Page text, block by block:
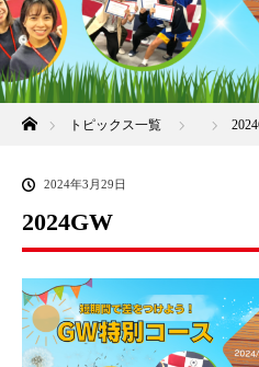
ホームトピックス一覧
2024年3月29日
2024GW